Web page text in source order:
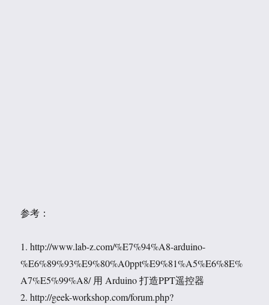
参考：
1. http://www.lab-z.com/%E7%94%A8-arduino-
%E6%89%93%E9%80%A0ppt%E9%81%A5%E6%8E%
A7%E5%99%A8/ 用 Arduino 打造PPT遥控器
2. http://geek-workshop.com/forum.php?